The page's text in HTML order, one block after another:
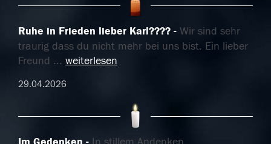
Ruhe in Frieden lieber Karl????
Wir sind sehr
traurig dass du nicht mehr bei uns bist. Ein lieber
Freund ... weiterlesen
29.04.2026